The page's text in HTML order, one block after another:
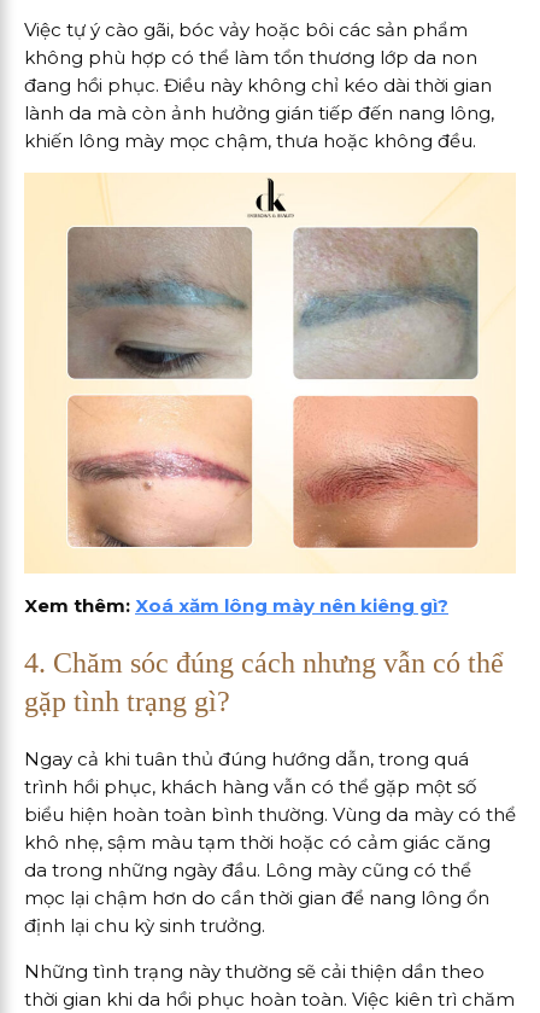
Việc tự ý cào gãi, bóc vảy hoặc bôi các sản phẩm
không phù hợp có thể làm tổn thương lớp da non
đang hồi phục. Điều này không chỉ kéo dài thời gian
lành da mà còn ảnh hưởng gián tiếp đến nang lông,
khiến lông mày mọc chậm, thưa hoặc không đều.
Xem thêm: Xoá xăm lông mày nên kiêng gì?
4. Chăm sóc đúng cách nhưng vẫn có thể
gặp tình trạng gì?
Ngay cả khi tuân thủ đúng hướng dẫn, trong quá
trình hồi phục, khách hàng vẫn có thể gặp một số
biểu hiện hoàn toàn bình thường. Vùng da mày có thể
khô nhẹ, sậm màu tạm thời hoặc có cảm giác căng
da trong những ngày đầu. Lông mày cũng có thể
mọc lại chậm hơn do cần thời gian để nang lông ổn
định lại chu kỳ sinh trưởng.
Những tình trạng này thường sẽ cải thiện dần theo
thời gian khi da hồi phục hoàn toàn. Việc kiên trì chăm